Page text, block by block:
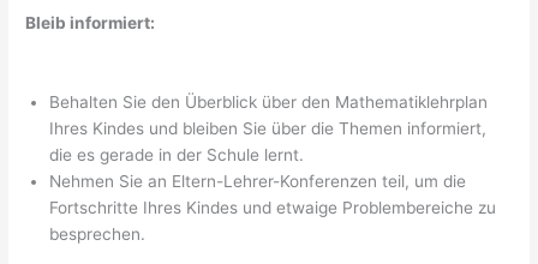
Bleib informiert:
Behalten Sie den Überblick über den Mathematiklehrplan
Ihres Kindes und bleiben Sie über die Themen informiert,
die es gerade in der Schule lernt.
Nehmen Sie an Eltern-Lehrer-Konferenzen teil, um die
Fortschritte Ihres Kindes und etwaige Problembereiche zu
besprechen.